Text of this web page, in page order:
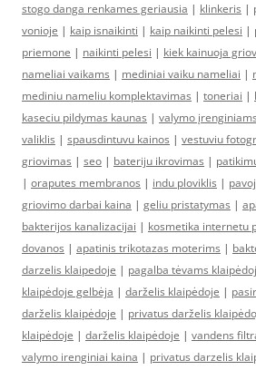
stogo danga renkames geriausia | klinkeris |
vonioje | kaip isnaikinti | kaip naikinti pelesi |
priemone | naikinti pelesi | kiek kainuoja
nameliai vaikams | mediniai vaiku nameliai |
mediniu nameliu komplektavimas | toneriai |
kaseciu pildymas kaunas | valymo įrenginiams
valiklis | spausdintuvu kainos | vestuviu
griovimas | seo | bateriju ikrovimas |
| oraputes membranos | indu ploviklis |
griovimo darbai kaina | geliu pristatymas |
bakterijos kanalizacijai | kosmetika internetu
dovanos | apatinis trikotazas moterims |
darzelis klaipedoje | pagalba tėvams
klaipėdoje gelbėja | darželis klaipėdoje |
darželis klaipėdoje | privatus darželis
klaipėdoje | darželis klaipėdoje | vandens
valymo irenginiai kaina | privatus darzelis